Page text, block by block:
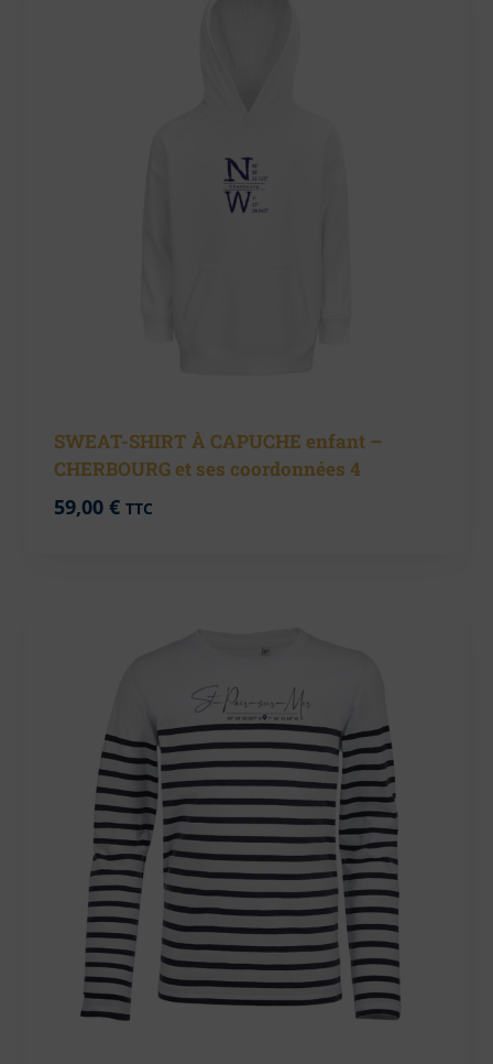
SWEAT-SHIRT À CAPUCHE enfant –
CHERBOURG et ses coordonnées 4
59,00 € TTC